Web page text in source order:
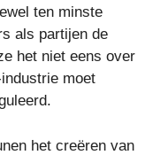
ten minste
als partijen de
het niet eens over
moet
het creëren van